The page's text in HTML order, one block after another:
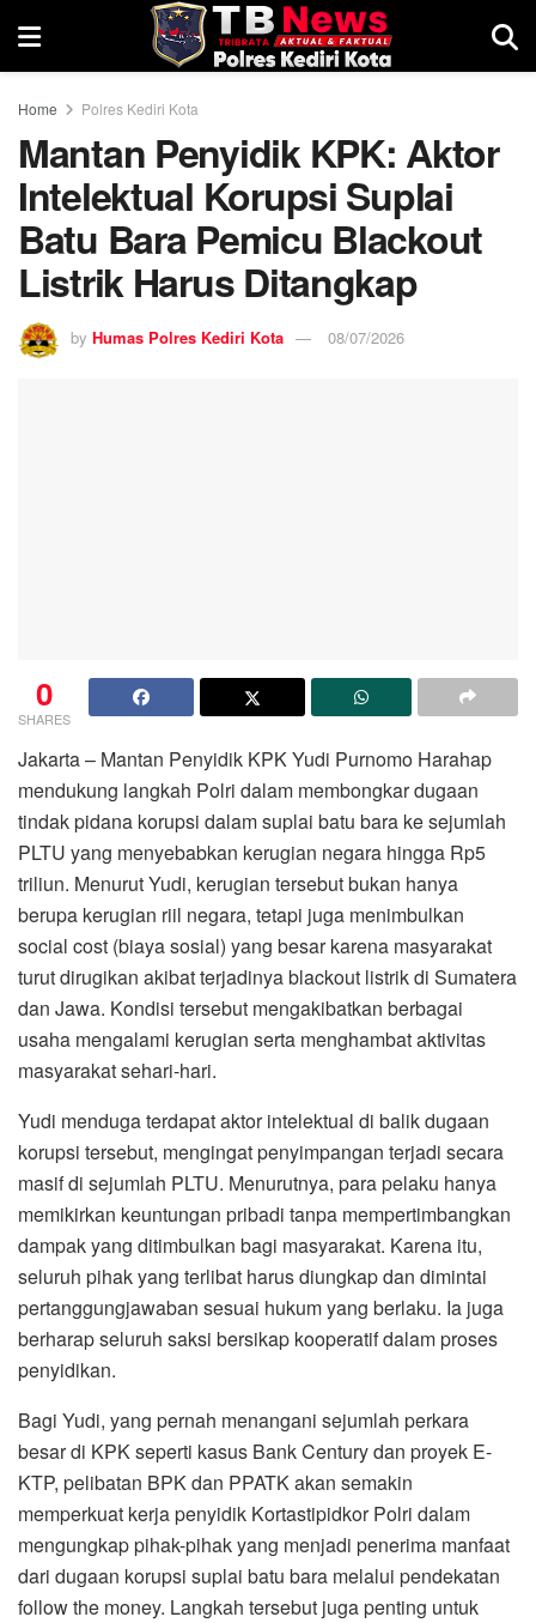
Home Polres Kediri Kota
Mantan Penyidik KPK: Aktor
Intelektual Korupsi Suplai
Batu Bara Pemicu Blackout
Listrik Harus Ditangkap
by Humas Polres Kediri Kota 08/07/2026
0
SHARES
Jakarta – Mantan Penyidik KPK Yudi Purnomo Harahap
mendukung langkah Polri dalam membongkar dugaan
tindak pidana korupsi dalam suplai batu bara ke sejumlah
PLTU yang menyebabkan kerugian negara hingga Rp5
triliun. Menurut Yudi, kerugian tersebut bukan hanya
berupa kerugian riil negara, tetapi juga menimbulkan
social cost (biaya sosial) yang besar karena masyarakat
turut dirugikan akibat terjadinya blackout listrik di Sumatera
dan Jawa. Kondisi tersebut mengakibatkan berbagai
usaha mengalami kerugian serta menghambat aktivitas
masyarakat sehari-hari.
Yudi menduga terdapat aktor intelektual di balik dugaan
korupsi tersebut, mengingat penyimpangan terjadi secara
masif di sejumlah PLTU. Menurutnya, para pelaku hanya
memikirkan keuntungan pribadi tanpa mempertimbangkan
dampak yang ditimbulkan bagi masyarakat. Karena itu,
seluruh pihak yang terlibat harus diungkap dan dimintai
pertanggungjawaban sesuai hukum yang berlaku. Ia juga
berharap seluruh saksi bersikap kooperatif dalam proses
penyidikan.
Bagi Yudi, yang pernah menangani sejumlah perkara
besar di KPK seperti kasus Bank Century dan proyek E-
KTP, pelibatan BPK dan PPATK akan semakin
memperkuat kerja penyidik Kortastipidkor Polri dalam
mengungkap pihak-pihak yang menjadi penerima manfaat
dari dugaan korupsi suplai batu bara melalui pendekatan
follow the money. Langkah tersebut juga penting untuk